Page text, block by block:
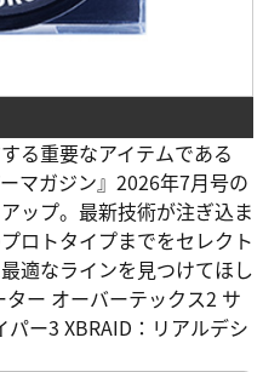
る重要なアイテムである
マガジン』2026年7月号の
ップ。最新技術が注ぎ込ま
ロトタイプまでをセレクト
適なラインを見つけてほし
ー オーバーテックス2 サ
ー3 XBRAID：リアルデシ